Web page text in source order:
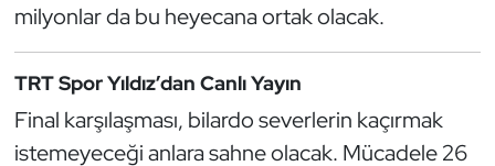
milyonlar da bu heyecana ortak olacak.
TRT Spor Yıldız’dan Canlı Yayın
Final karşılaşması, bilardo severlerin kaçırmak
istemeyeceği anlara sahne olacak. Mücadele 26
Karate
Kempo